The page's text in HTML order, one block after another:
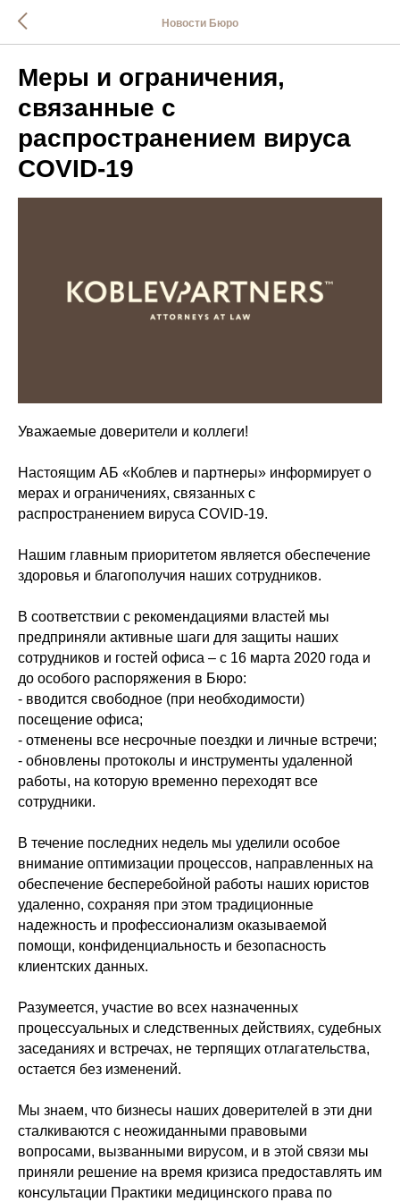
Новости Бюро
Меры и ограничения,
связанные с
распространением вируса
COVID-19
Уважаемые доверители и коллеги!
Настоящим АБ «Коблев и партнеры» информирует о
мерах и ограничениях, связанных с
распространением вируса COVID-19.
Нашим главным приоритетом является обеспечение
здоровья и благополучия наших сотрудников.
В соответствии с рекомендациями властей мы
предприняли активные шаги для защиты наших
сотрудников и гостей офиса – с 16 марта 2020 года и
до особого распоряжения в Бюро:
- вводится свободное (при необходимости)
посещение офиса;
- отменены все несрочные поездки и личные встречи;
- обновлены протоколы и инструменты удаленной
работы, на которую временно переходят все
сотрудники.
В течение последних недель мы уделили особое
внимание оптимизации процессов, направленных на
обеспечение бесперебойной работы наших юристов
удаленно, сохраняя при этом традиционные
надежность и профессионализм оказываемой
помощи, конфиденциальность и безопасность
клиентских данных.
Разумеется, участие во всех назначенных
процессуальных и следственных действиях, судебных
заседаниях и встречах, не терпящих отлагательства,
остается без изменений.
Мы знаем, что бизнесы наших доверителей в эти дни
сталкиваются с неожиданными правовыми
вопросами, вызванными вирусом, и в этой связи мы
приняли решение на время кризиса предоставлять им
консультации Практики медицинского права по